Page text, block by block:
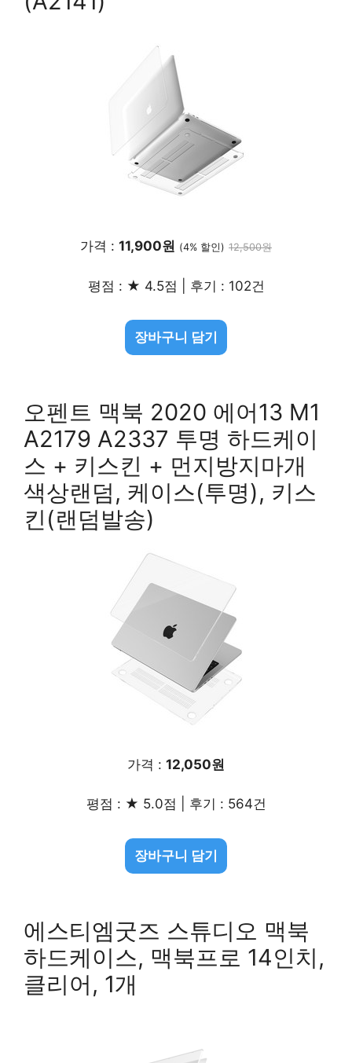
가격 : 11,900원 (4% 할인) 12,500원
평점 : ★ 4.5점 | 후기 : 102건
장바구니 담기
오펜트 맥북 2020 에어13 M1
A2179 A2337 투명 하드케이
스 + 키스킨 + 먼지방지마개
색상랜덤, 케이스(투명), 키스
킨(랜덤발송)
가격 : 12,050원
평점 : ★ 5.0점 | 후기 : 564건
장바구니 담기
에스티엠굿즈 스튜디오 맥북
하드케이스, 맥북프로 14인치,
클리어, 1개